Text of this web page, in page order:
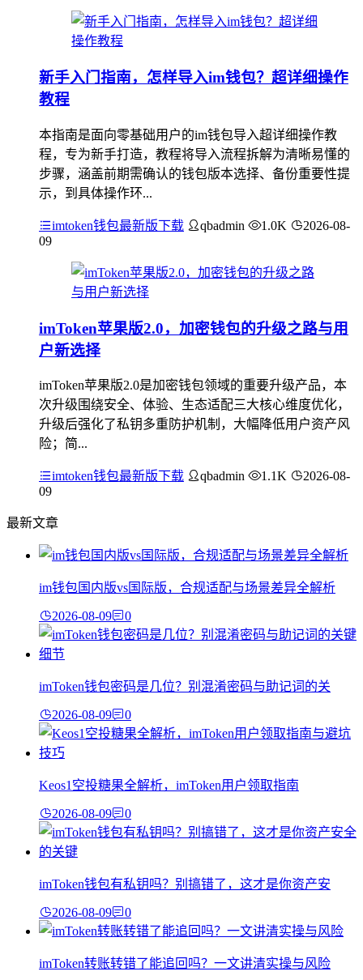
新手入门指南，怎样导入im钱包？超详细操作
教程
本指南是面向零基础用户的im钱包导入超详细操作教
程，专为新手打造，教程将导入流程拆解为清晰易懂的
步骤，涵盖前期需确认的钱包版本选择、备份重要性提
示，到具体操作环...
imtoken钱包最新版下载 qbadmin 1.0K
2026-08-
09
imToken苹果版2.0，加密钱包的升级之路与用
户新选择
imToken苹果版2.0是加密钱包领域的重要升级产品，本
次升级围绕安全、体验、生态适配三大核心维度优化，
升级后强化了私钥多重防护机制，大幅降低用户资产风
险；简...
imtoken钱包最新版下载 qbadmin 1.1K
2026-08-
09
最新文章
im钱包国内版vs国际版，合规适配与场景差异全解析
2026-08-09 0
imToken钱包密码是几位？别混淆密码与助记词的关
2026-08-09 0
Keos1空投糖果全解析，imToken用户领取指南
2026-08-09 0
imToken钱包有私钥吗？别搞错了，这才是你资产安
2026-08-09 0
imToken转账转错了能追回吗？一文讲清实操与风险